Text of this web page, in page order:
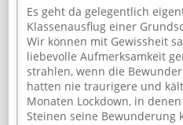
Es geht da gelegentlich
Klassenausflug einer
Wir können mit Gewissheit
liebevolle Aufmerksamkeit
strahlen, wenn die
hatten nie traurigere und
Monaten Lockdown, in
Steinen seine Bewunderung